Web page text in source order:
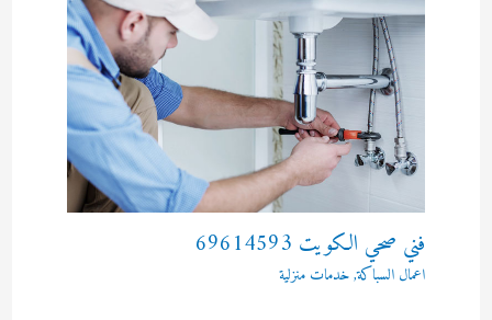
فني صحي الكويت 69614593
اعمال السباكة,خدمات منزلية